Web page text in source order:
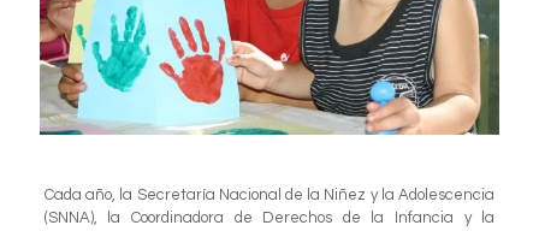
Cada año, la Secretaría Nacional de la Niñez y la Adolescencia
(SNNA), la Coordinadora de Derechos de la Infancia y la